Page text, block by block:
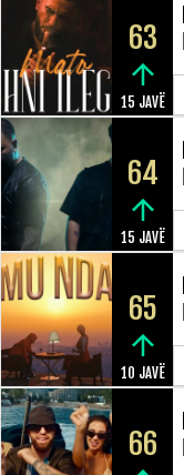
63
15 JAVË
64
15 JAVË
65
10 JAVË
66